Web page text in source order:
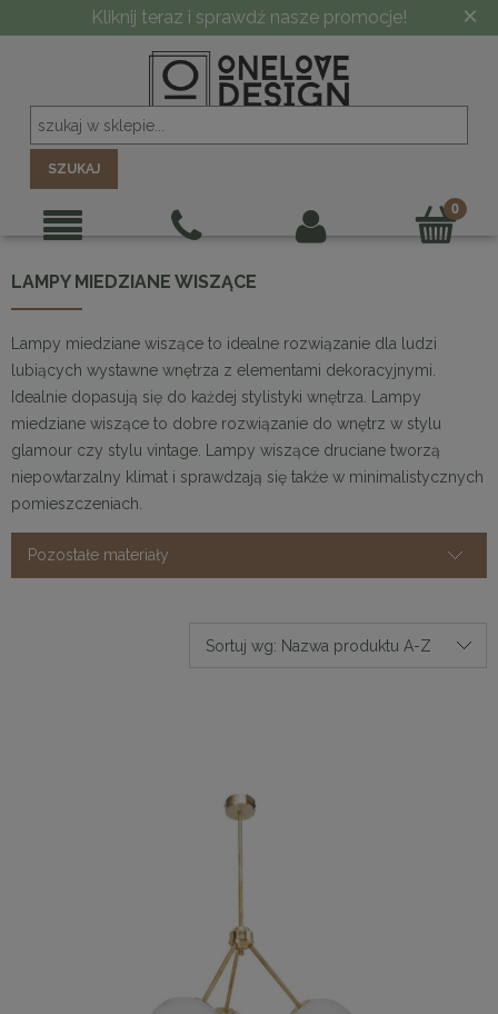
Kliknij teraz i sprawdź nasze promocje! ×
SZUKAJ
LAMPY MIEDZIANE WISZĄCE
Lampy miedziane wiszące to idealne rozwiązanie dla ludzi
lubiących wystawne wnętrza z elementami dekoracyjnymi.
Idealnie dopasują się do każdej stylistyki wnętrza. Lampy
miedziane wiszące to dobre rozwiązanie do wnętrz w stylu
glamour czy stylu vintage. Lampy wiszące druciane tworzą
niepowtarzalny klimat i sprawdzają się także w minimalistycznych
pomieszczeniach.
Pozostałe materiały
Sortuj wg: Nazwa produktu A-Z